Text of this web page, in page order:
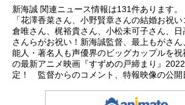
上白石萌音奥寺ミ
水一葉：市原悦子
田凌名取早耶香：
﨑信長高木真太：石
葉：谷花音宮水ト
さき宮水二葉：大
旬夏美：本田翼冨
野凪：吉柳咲良安
梶裕貴須賀萌花：
人：島本須美佐々
那アヤネ：佐倉綾
スカウトマン木村
太郎神主：柴田秀勝
すべての時間が溶
空があった―不思議
すずめの“戸締まり
作品名すずめの戸
場版アニメスケジ
11日（金）キャス
松本白鸚岩戸環：深
新海誠 関連ニュース情報は131件あります
「花澤香菜さん、小野賢章さんの結婚お祝
倉唯さん、梶裕貴さん、小松未可子さん、
さんらがお祝い！新海誠監督、最上もがさ
能人・著名人も声優界のビッグカップルを
の最新アニメ映画『すずめの戸締まり』
定！ 監督からのコメント、特報映像の公開